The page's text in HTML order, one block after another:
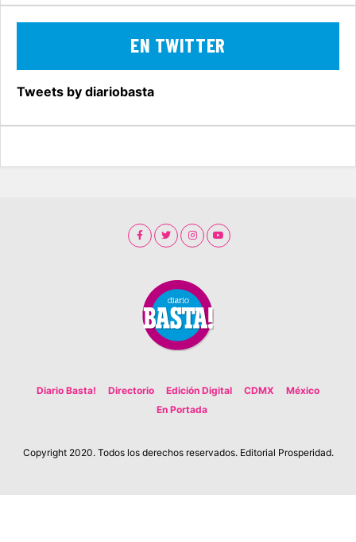
EN TWITTER
Tweets by diariobasta
Diario Basta! Directorio Edición Digital CDMX
México
En Portada
Copyright 2020. Todos los derechos reservados. Editorial Prosperidad.